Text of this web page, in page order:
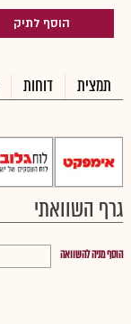
הוסף לתיק
תמצית דוחות
גרף השוואתי
הוסף מניה להשוואה